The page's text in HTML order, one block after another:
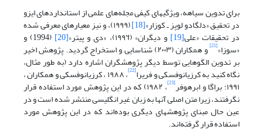
برای تدوین سیاهه، ویژگیهای کیفی مجله‌های علمی از استانداردهای ایزو
در تحقیق «دلگادو لوپز ـ کوزار»[18] (١٩٩٩)، و نیز معیارهای معرفی شده
در تحقیقات «علی[19] و دیگران» (١٩٩٦)، «دی و پیتر» [20] (1994) و
«سوزا»[21] و همکاران (٢٠٠٣) شناسایی و استخراج گردید. پژوهش اخیر
بر تدوین الگوهایی توسط دیگر پژوهشگران اشاره دارد (به طور مثال،
نگاه کنید به کرزیانوفسکی و فریرا[22] ، ١٩٨٨ ، کرزیانوفسکی و همکاران ،
١٩٩١؛ براگا و ابرهوفر [23] ،‌ ١٩٨٢) که در این پژوهش مورد استفاده قرار
نگرفتند، زیرا متن اصلی آنها به زبان غیر انگلیسی منتشر شده است و در
عین حال مبنای پژوهشهای دیگری بوده‌اند که در این پژوهش مورد
استفاده قرار گرفته‌اند.